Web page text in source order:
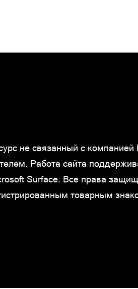
не связанный с компанией
Работа сайта
Surface. Все права
товарным